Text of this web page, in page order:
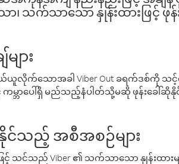
ော၊ သက်သာသော နှုန်းထားဖြင့်
ား
လိုက်သောအခါ Viber Out ခရက်ဒစ်ကို
ကမ္ဘာပေါ်ရှိ မည်သည့်နံပါတ်သို့မဆို ဖုန်းခေါ်ဆို
င်သည့် အစီအစဉ်များ
ြင့် သင်သည် Viber ၏ သက်သာသော နှုန်းထာ